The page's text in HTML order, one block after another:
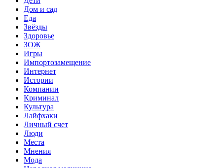
Дом и сад
Еда
Звёзды
Здоровье
ЗОЖ
Игры
Импортозамещение
Интернет
Истории
Компании
Криминал
Культура
Лайфхаки
Личный счет
Люди
Места
Мнения
Мода